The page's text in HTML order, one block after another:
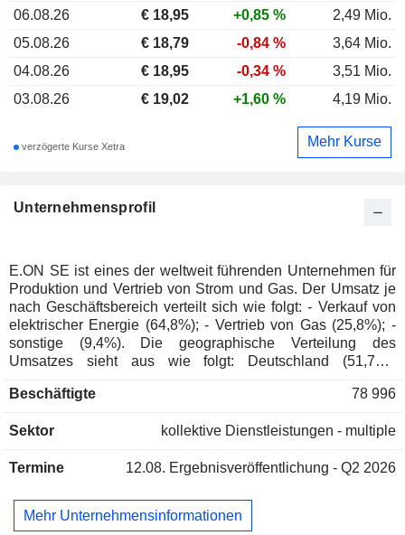
Unternehmensprofil
E.ON SE ist eines der weltweit führenden Unternehmen für
Produktion und Vertrieb von Strom und Gas. Der Umsatz je
nach Geschäftsbereich verteilt sich wie folgt: - Verkauf von
elektrischer Energie (64,8%); - Vertrieb von Gas (25,8%); -
sonstige (9,4%). Die geographische Verteilung des
Umsatzes sieht aus wie folgt: Deutschland (51,7%),
Niederlande (2,8%), Europa (18,3%) und sonstige (0,1%).
Beschäftigte 78 996
Sektor kollektive Dienstleistungen - multiple
Termine 12.08. Ergebnisveröffentlichung - Q2 2026
Mehr Unternehmensinformationen
06.08.26 € 18,95 +0,85 %
2,49 Mio.
05.08.26
€ 18,79 -0,84 %
3,64 Mio.
04.08.26
€ 18,95 -0,34 %
3,51 Mio.
03.08.26
€ 19,02 +1,60 % 4,19 Mio.
verzögerte Kurse Xetra Mehr Kurse